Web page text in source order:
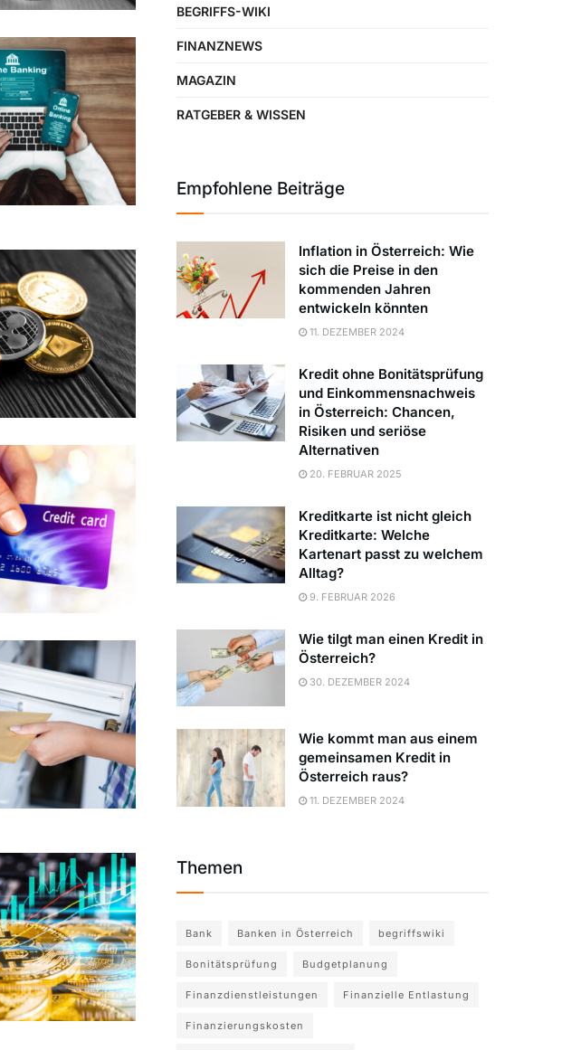
BEGRIFFS-WIKI
FINANZNEWS
MAGAZIN
RATGEBER & WISSEN
Empfohlene Beiträge
Inflation in Österreich: Wie
sich die Preise in den
kommenden Jahren
entwickeln könnten
11. DEZEMBER 2024
Kredit ohne Bonitätsprüfung
und Einkommensnachweis
in Österreich: Chancen,
Risiken und seriöse
Alternativen
20. FEBRUAR 2025
Kreditkarte ist nicht gleich
Kreditkarte: Welche
Kartenart passt zu welchem
Alltag?
9. FEBRUAR 2026
Wie tilgt man einen Kredit in
Österreich?
30. DEZEMBER 2024
Wie kommt man aus einem
gemeinsamen Kredit in
Österreich raus?
11. DEZEMBER 2024
Themen
Bank Banken in Österreich begriffswiki
Bonitätsprüfung Budgetplanung
Finanzdienstleistungen Finanzielle Entlastung
Finanzierungskosten